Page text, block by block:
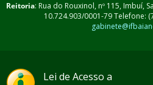
Reitoria: Rua do Rouxinol, nº 115, Imbuí,
10.724.903/0001-79 Telefone:
Lei de Acesso a